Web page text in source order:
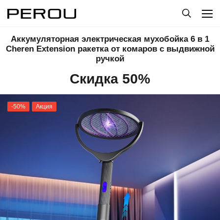
Аккумуляторная электрическая мухобойка 6 в 1
Cheren Extension ракетка от комаров с выдвижной
ручкой
Скидка 50%
-50% Акция